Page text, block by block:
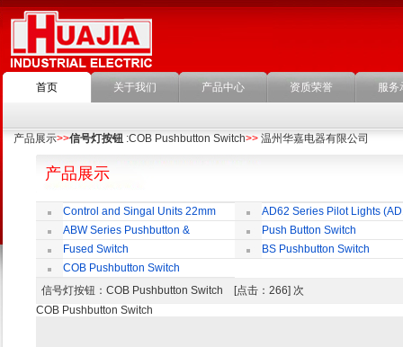
首页 关于我们 产品中心 资质荣誉 服务
产品展示>>信号灯按钮 :COB Pushbutton Switch>> 温州华嘉电器有限公司
产品展示
Control and Singal Units 22mm
(ﬁxing)
AD62 Series Pilot Lights
ABW Series Pushbutton &
Indicator
Push Button Switch
22mm,25mm,30mm
Fused Switch
BS Pushbutton Switch
COB Pushbutton Switch
信号灯按钮 ：COB Pushbutton Switch [点击：266] 次
COB Pushbutton Switch